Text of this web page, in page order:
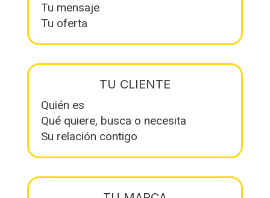
Tu mensaje
Tu oferta
TU CLIENTE
Quién es
Qué quiere, busca o necesita
Su relación contigo